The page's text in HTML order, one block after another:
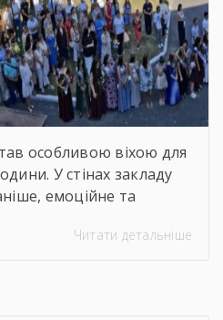
– 2026
особливою віхою для
У стінах закладу
емоційне та
провели у доросле
Читати детальніше